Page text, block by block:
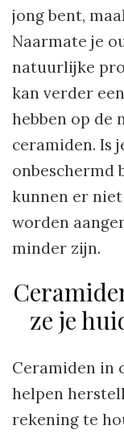
jong bent,
Naarmate je
natuurlijke
kan verder
hebben op de
ceramiden. Is
onbeschermd
kunnen er
worden
minder zijn.
ze je
Ceramiden in
helpen
rekening te